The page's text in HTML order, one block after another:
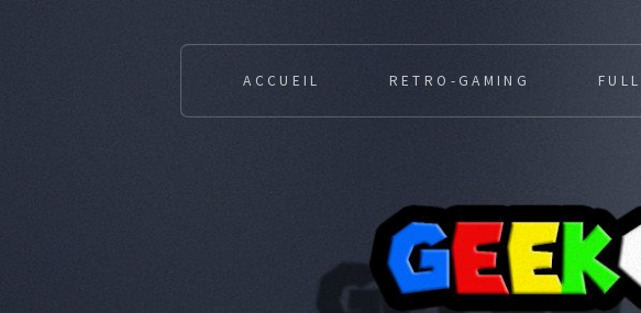
ACCUEIL RETRO-GAMING